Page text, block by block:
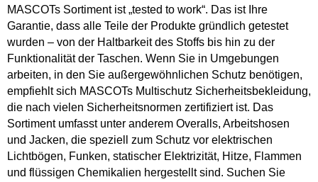
MASCOTs Sortiment ist „tested to work“. Das ist Ihre
Garantie, dass alle Teile der Produkte gründlich getestet
wurden – von der Haltbarkeit des Stoffs bis hin zu der
Funktionalität der Taschen. Wenn Sie in Umgebungen
arbeiten, in den Sie außergewöhnlichen Schutz benötigen,
empfiehlt sich MASCOTs Multischutz Sicherheitsbekleidung,
die nach vielen Sicherheitsnormen zertifiziert ist. Das
Sortiment umfasst unter anderem Overalls, Arbeitshosen
und Jacken, die speziell zum Schutz vor elektrischen
Lichtbögen, Funken, statischer Elektrizität, Hitze, Flammen
und flüssigen Chemikalien hergestellt sind. Suchen Sie